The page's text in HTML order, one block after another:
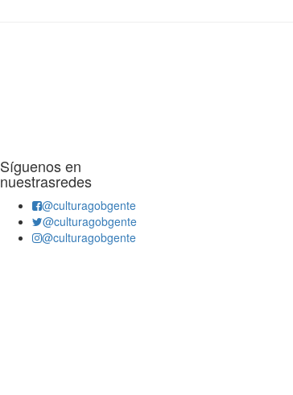
Síguenos en
nuestrasredes
@culturagobgente
@culturagobgente
@culturagobgente